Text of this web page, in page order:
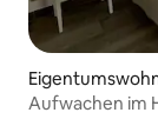
Aufwachen im